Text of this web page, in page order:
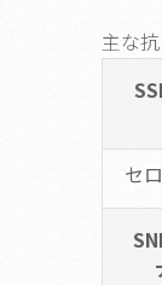
主な
セ